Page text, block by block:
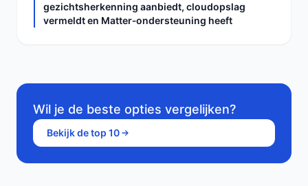
gezichtsherkenning aanbiedt, cloudopslag
vermeldt en Matter‑ondersteuning heeft
Wil je de beste opties vergelijken?
Bekijk de top 10